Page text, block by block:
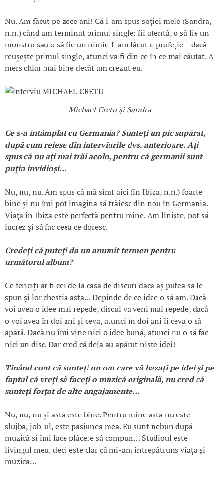
Nu. Am făcut pe zece ani! Că i-am spus soției mele (Sandra,
n.n.) când am terminat primul single: fii atentă, o să fie un
monstru sau o să fie un nimic. I-am făcut o profeție – dacă
reușește primul single, atunci va fi din ce în ce mai căutat. A
mers chiar mai bine decât am crezut eu.
Michael Cretu și Sandra
Ce s-a intâmplat cu Germania?Sunteți un pic supărat,
după cum reiese din interviurile dvs. anterioare.Ați
spus că nu ați mai trăi acolo, pentru că germanii sunt
puțin invidioși…
Nu, nu, nu. Am spus că mă simt aici (în Ibiza, n.n.) foarte
bine și nu îmi pot imagina să trăiesc din nou în Germania.
Viața în Ibiza este perfectă pentru mine. Am liniște, pot să
lucrez și să fac ceea ce doresc.
Credeți că puteți da un anumit termen pentru
următorul album?
Ce fericiți ar fi cei de la casa de discuri dacă aș putea să le
spun și lor chestia asta… Depinde de ce idee o să am. Dacă
voi avea o idee mai repede, discul va veni mai repede, dacă
o voi avea în doi ani și ceva, atunci în doi ani îi ceva o să
apară. Dacă nu îmi vine nici o idee bună, atunci nu o să fac
nici un disc. Dar cred că deja au apărut niște idei!
Tinând cont că sunteți un om care vă bazați pe ideiși pe
faptul că vreți să faceți o muzică originală, nu cred că
sunteți forțat de alte angajamente…
Nu, nu, nu și asta este bine. Pentru mine asta nu este
slujba, job-ul, este pasiunea mea. Eu sunt nebun după
muzică si îmi face plăcere să compun… Studioul este
livingul meu, deci este clar că mi-am intrepătruns viața și
muzica…